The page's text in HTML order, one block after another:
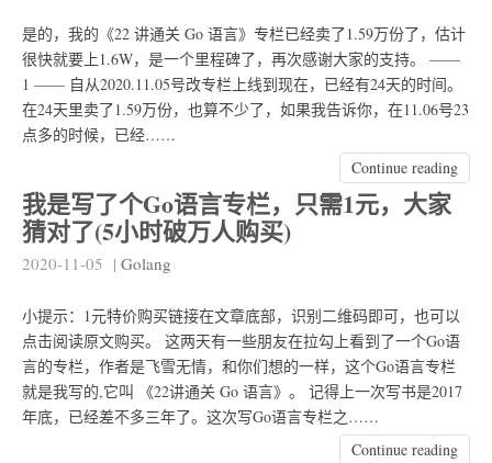
是的，我的《22 讲通关 Go 语言》专栏已经卖了1.59万份了，估计
很快就要上1.6W，是一个里程碑了，再次感谢大家的支持。 ——
1 —— 自从2020.11.05号改专栏上线到现在，已经有24天的时间。
在24天里卖了1.59万份，也算不少了，如果我告诉你，在11.06号23
点多的时候，已经……
Continue reading
我是写了个Go语言专栏，只需1元，大家
猜对了(5小时破万人购买)
2020-11-05 | Golang
小提示：1元特价购买链接在文章底部，识别二维码即可，也可以
点击阅读原文购买。 这两天有一些朋友在拉勾上看到了一个Go语
言的专栏，作者是飞雪无情，和你们想的一样，这个Go语言专栏
就是我写的,它叫 《22讲通关 Go 语言》。 记得上一次写书是2017
年底，已经差不多三年了。这次写Go语言专栏之……
Continue reading